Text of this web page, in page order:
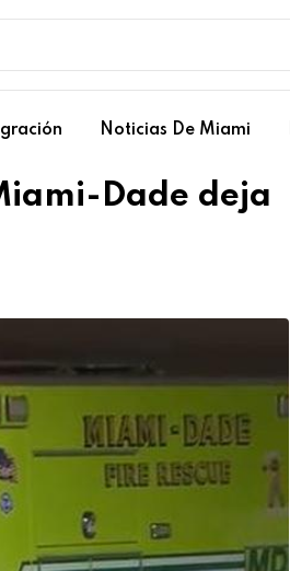
Noticias De Miami
Dade deja